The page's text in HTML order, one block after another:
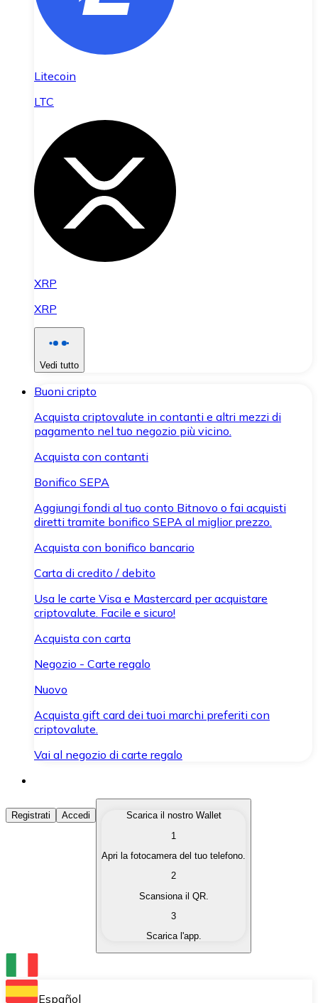
Litecoin
LTC
XRP
XRP
Vedi tutto
Buoni cripto
Acquista criptovalute in contanti e altri mezzi di
pagamento nel tuo negozio più vicino.
Acquista con contanti
Bonifico SEPA
Aggiungi fondi al tuo conto Bitnovo o fai acquisti
diretti tramite bonifico SEPA al miglior prezzo.
Acquista con bonifico bancario
Carta di credito / debito
Usa le carte Visa e Mastercard per acquistare
criptovalute. Facile e sicuro!
Acquista con carta
Negozio - Carte regalo
Nuovo
Acquista gift card dei tuoi marchi preferiti con
criptovalute.
Vai al negozio di carte regalo
Acquista Criptovalute
Acquista le criptovalute che ti interessano in modo
Converti le tue criptovalute in valuta fiat quando ne
Scambia una criptovaluta con un'altra
Conserva le tue cripto in un Wallet self-custodial.
Registrati Accedi
Scarica il nostro Wallet
1
Apri la fotocamera del tuo telefono.
2
Scansiona il QR.
3
Scarica l'app.
Español